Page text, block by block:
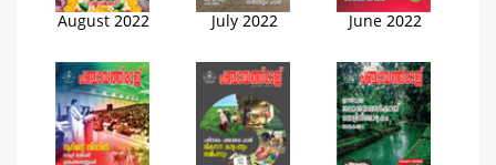
August 2022 July 2022 June 2022